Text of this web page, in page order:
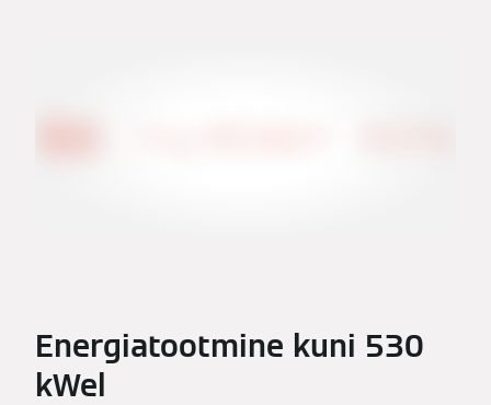
Energiatootmine kuni 530
kWel